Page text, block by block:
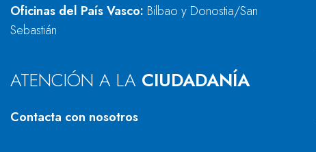
Oficinas del País Vasco: Bilbao y Donostia/San
Sebastián
ATENCIÓN A LA CIUDADANÍA
Contacta con nosotros